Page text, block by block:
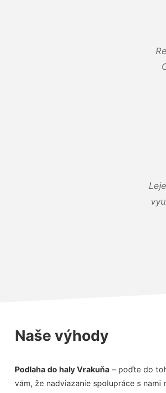
Naše výhody
Podlaha do haly Vrakuňa – poďte do
vám, že nadviazanie spolupráce s nami